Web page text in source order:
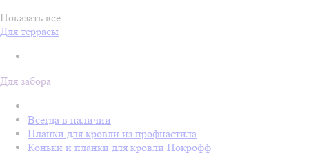
Показать все
Для террасы
Для забора
Всегда в наличии
Планки для кровли из профнастила
Коньки и планки для кровли Покрофф